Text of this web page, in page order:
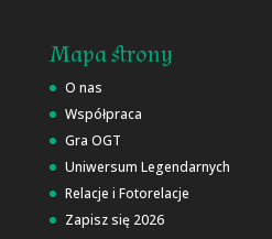
Mapa strony
O nas
Współpraca
Gra OGT
Uniwersum Legendarnych
Relacje i Fotorelacje
Zapisz się 2026